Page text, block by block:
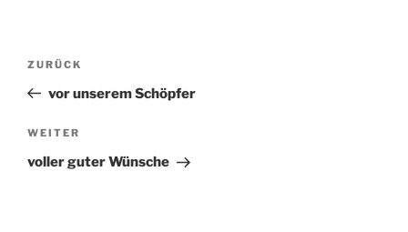
Beitragsnavigation
Vorheriger
Beitrag
ZURÜCK
vor unserem Schöpfer
Nächster
Beitrag
WEITER
voller guter Wünsche